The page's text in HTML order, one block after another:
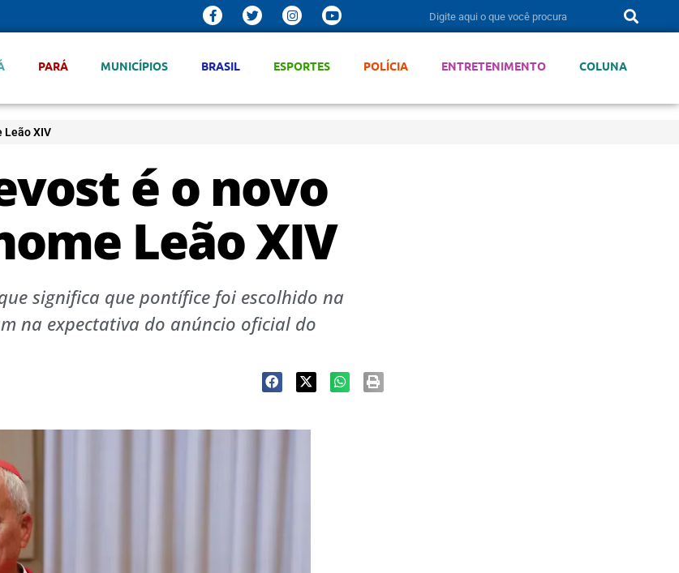
PARÁ MUNICÍPIOS BRASIL ESPORTES POLÍCIA ENTRETENIMENTO COLUNA
Leão XIV
é o novo
Leão XIV
significa que pontífice foi escolhido na
na expectativa do anúncio oficial do